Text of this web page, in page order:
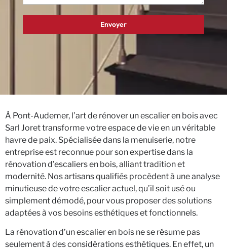
À Pont-Audemer, l’art de rénover un escalier en bois avec
Sarl Joret transforme votre espace de vie en un véritable
havre de paix. Spécialisée dans la menuiserie, notre
entreprise est reconnue pour son expertise dans la
rénovation d’escaliers en bois, alliant tradition et
modernité. Nos artisans qualifiés procèdent à une analyse
minutieuse de votre escalier actuel, qu’il soit usé ou
simplement démodé, pour vous proposer des solutions
adaptées à vos besoins esthétiques et fonctionnels.
La rénovation d’un escalier en bois ne se résume pas
seulement à des considérations esthétiques. En effet, un